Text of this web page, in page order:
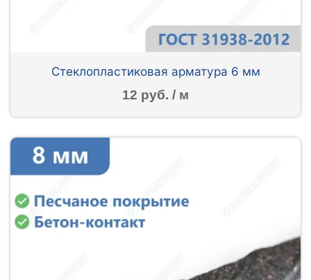
Стеклопластиковая арматура 6 мм
12 руб. / м